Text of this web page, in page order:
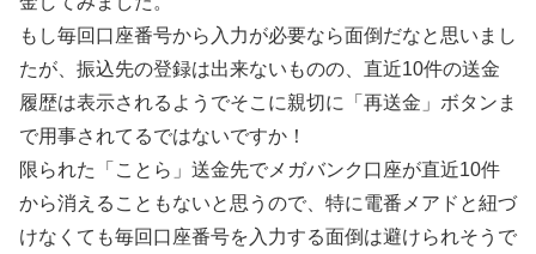
もし毎回口座番号から入力が必要なら面倒だなと思いまし
たが、振込先の登録は出来ないものの、直近10件の送金
履歴は表示されるようでそこに親切に「再送金」ボタンま
で用事されてるではないですか！
限られた「ことら」送金先でメガバンク口座が直近10件
から消えることもないと思うので、特に電番メアドと紐づ
けなくても毎回口座番号を入力する面倒は避けられそうで